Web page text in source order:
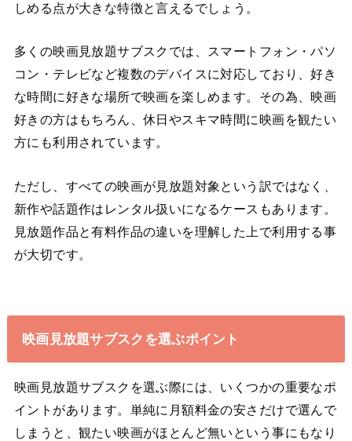
しめる点が大きな特徴と言えるでしょう。
多くの映画見放題サブスクでは、スマートフォン・パソ
コン・テレビなど複数のデバイスに対応しており、好き
な時間に好きな場所で映画を楽しめます。その為、映画
好きの方はもちろん、休日やスキマ時間に映画を観たい
方にも利用されています。
ただし、すべての映画が見放題対象という訳ではなく、
新作や話題作はレンタル扱いになるケースもあります。
見放題作品と有料作品の違いを理解した上で利用する事
が大切です。
映画見放題サブスクを選ぶポイント
映画見放題サブスクを選ぶ際には、いくつかの重要なポ
イントがあります。単純に月額料金の安さだけで選んで
しまうと、観たい映画がほとんど無いという事にもなり